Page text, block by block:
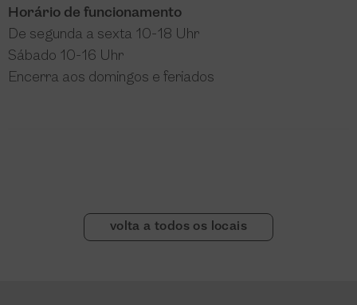
Horário de funcionamento
De segunda a sexta 10-18 Uhr
Sábado 10-16 Uhr
Encerra aos domingos e feriados
volta a todos os locais